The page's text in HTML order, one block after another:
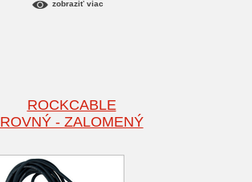
zobraziť viac
ROCKCABLE
ROVNÝ - ZALOMENÝ